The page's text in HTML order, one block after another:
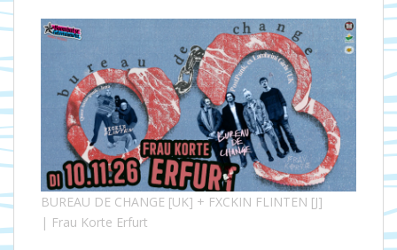
BUREAU DE CHANGE [UK] + FXCKIN FLINTEN [J]
| Frau Korte Erfurt